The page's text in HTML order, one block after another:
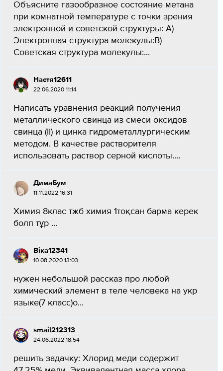
Объясните газообразное состояние метана
при комнатной температуре с точки зрения
электронной и советской структуры: А)
Электронная структура молекулы:В)
Советская структура молекулы:​...
Настя12611
22.06.2020 11:14
Написать уравнения реакций получения
металлического cвинца из смеси оксидов
свинца (II) и цинка гидрометаллургическим
методом. В качестве растворителя
использовать раствор серной кислоты....
ДимаБум
11.11.2022 16:31
Химия 8клас тжб химия 1тоқсан барма керек
болп тұр ​...
Віка12341
10.08.2020 13:03
нужен небольшой рассказ про любой
химический элемент в теле человека на укр
языке(7 класс)о...
smail212313
24.06.2022 18:54
решить задачку: Хлорид меди содержит